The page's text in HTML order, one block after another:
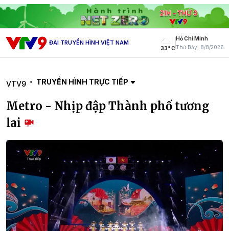
ĐÀI TRUYỀN HÌNH VIỆT NAM
33° C
Hồ Chí Minh
Thứ Bảy, 8/8/2026
VTV9 TRUYỀN HÌNH TRỰC TIẾP
Metro - Nhịp đập Thành phố tương
lai